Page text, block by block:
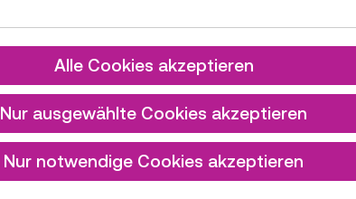
Alle Cookies akzeptieren
Nur ausgewählte Cookies akzeptieren
Nur notwendige Cookies akzeptieren